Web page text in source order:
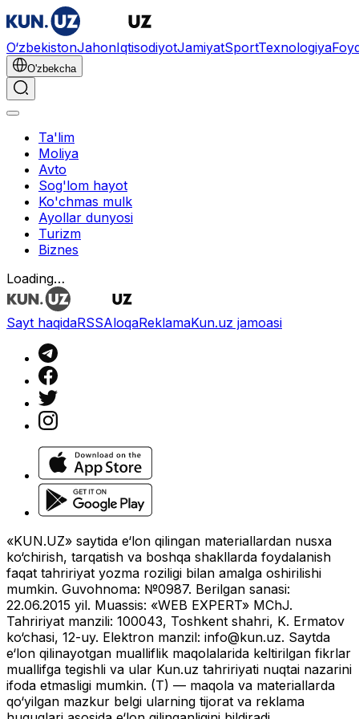
O‘zbekistonJahonIqtisodiyotJamiyatSportTexnologiya
O'zbekcha
Ta'lim
Moliya
Avto
Sog'lom hayot
Ko'chmas mulk
Ayollar dunyosi
Turizm
Biznes
Loading…
Sayt haqidaRSSAloqaReklamaKun.uz jamoasi
«KUN.UZ» saytida e‘lon qilingan materiallardan nusxa
ko‘chirish, tarqatish va boshqa shakllarda foydalanish
faqat tahririyat yozma roziligi bilan amalga oshirilishi
mumkin. Guvohnoma: №0987. Berilgan sanasi:
22.06.2015 yil. Muassis: «WEB EXPERT» MChJ.
Tahririyat manzili: 100043, Toshkent shahri, K. Ermatov
ko‘chasi, 12-uy. Elektron manzil: info@kun.uz. Saytda
e‘lon qilinayotgan mualliflik maqolalarida keltirilgan fikrlar
muallifga tegishli va ular Kun.uz tahririyati nuqtai nazarini
ifoda etmasligi mumkin. (T) — maqola va materiallarda
qo‘yilgan mazkur belgi ularning tijorat va reklama